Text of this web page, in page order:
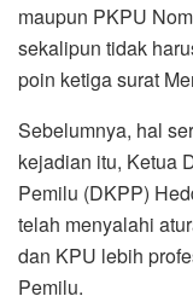
maupun PKPU
sekalipun tidak
poin ketiga surat
Sebelumnya, hal
kejadian itu, Ketua
Pemilu (DKPP)
telah menyalahi
dan KPU lebih
Pemilu.